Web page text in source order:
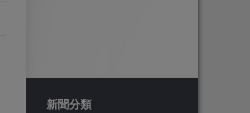
新聞分類